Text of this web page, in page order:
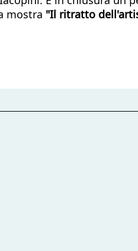
mostra "Il ritratto